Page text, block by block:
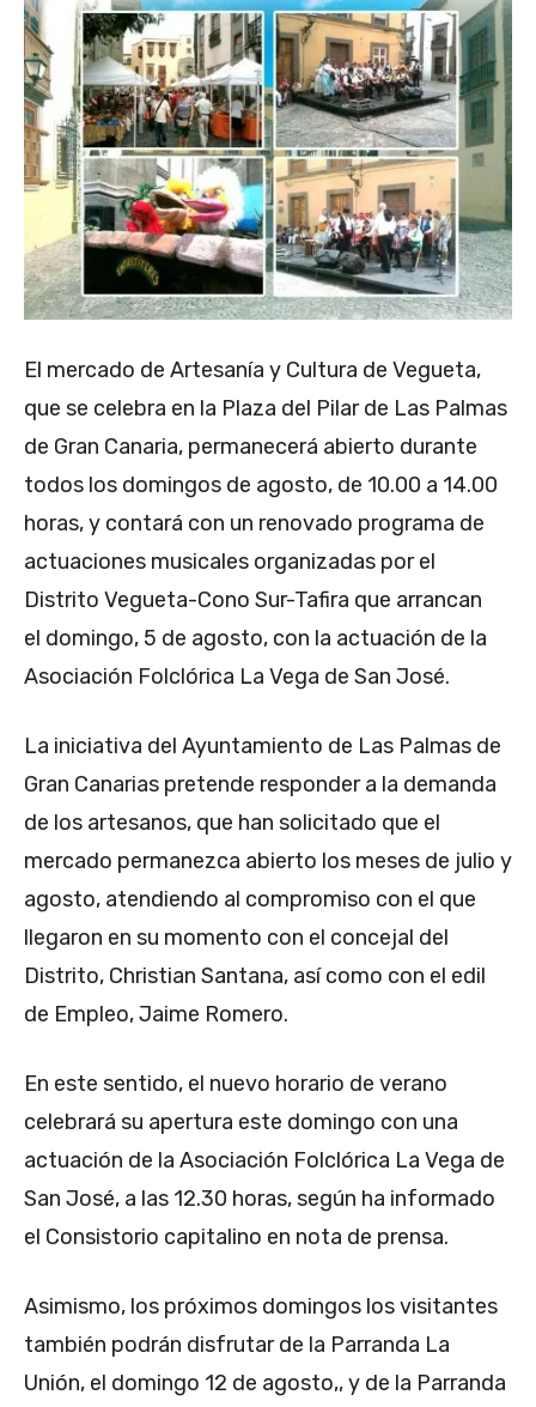
El mercado de Artesanía y Cultura de Vegueta,
que se celebra en la Plaza del Pilar de Las Palmas
de Gran Canaria, permanecerá abierto durante
todos los domingos de agosto, de 10.00 a 14.00
horas, y contará con un renovado programa de
actuaciones musicales organizadas por el
Distrito Vegueta-Cono Sur-Tafira que arrancan
el domingo, 5 de agosto, con la actuación de la
Asociación Folclórica La Vega de San José.
La iniciativa del Ayuntamiento de Las Palmas de
Gran Canarias pretende responder a la demanda
de los artesanos, que han solicitado que el
mercado permanezca abierto los meses de julio y
agosto, atendiendo al compromiso con el que
llegaron en su momento con el concejal del
Distrito, Christian Santana, así como con el edil
de Empleo, Jaime Romero.
En este sentido, el nuevo horario de verano
celebrará su apertura este domingo con una
actuación de la Asociación Folclórica La Vega de
San José, a las 12.30 horas, según ha informado
el Consistorio capitalino en nota de prensa.
Asimismo, los próximos domingos los visitantes
también podrán disfrutar de la Parranda La
Unión, el domingo 12 de agosto,, y de la Parranda